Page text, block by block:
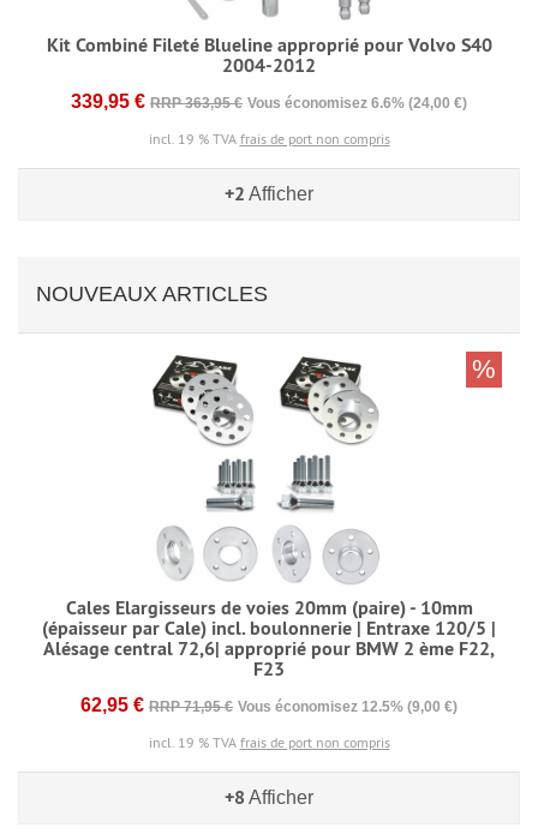
Kit Combiné Fileté Blueline approprié pour Volvo S40
2004-2012
339,95 € RRP 363,95 € Vous économisez 6.6% (24,00 €)
incl. 19 % TVA frais de port non compris
+2 Afficher
NOUVEAUX ARTICLES
Cales Elargisseurs de voies 20mm (paire) - 10mm
(épaisseur par Cale) incl. boulonnerie | Entraxe 120/5 |
Alésage central 72,6| approprié pour BMW 2 ème F22,
F23
62,95 € RRP 71,95 € Vous économisez 12.5% (9,00 €)
incl. 19 % TVA frais de port non compris
%
+8 Afficher